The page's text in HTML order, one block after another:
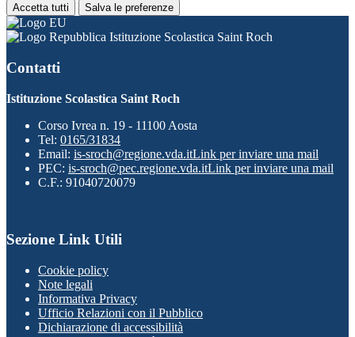
Accetta tutti Salva le preferenze
Istituzione Scolastica Saint Roch
Contatti
Istituzione Scolastica Saint Roch
Corso Ivrea n. 19 - 11100 Aosta
Tel: 0165/31834
Email: is-sroch@regione.vda.itLink per inviare una mail
PEC: is-sroch@pec.regione.vda.itLink per inviare una mail
C.F.: 91040720079
Sezione Link Utili
Cookie policy
Note legali
Informativa Privacy
Ufficio Relazioni con il Pubblico
Dichiarazione di accessibilità